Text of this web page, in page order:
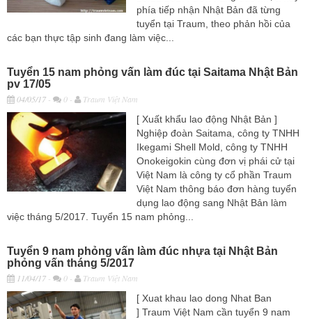
phía tiếp nhận Nhật Bản đã từng
tuyển tại Traum, theo phản hồi của
các bạn thực tập sinh đang làm việc...
Tuyển 15 nam phỏng vấn làm đúc tại Saitama Nhật Bản
pv 17/05
04/05/17 - 0 -
Traum Việt Nam
[ Xuất khẩu lao động Nhật Bản ]
Nghiệp đoàn Saitama, công ty TNHH
Ikegami Shell Mold, công ty TNHH
Onokeigokin cùng đơn vị phái cử tại
Việt Nam là công ty cổ phần Traum
Việt Nam thông báo đơn hàng tuyển
dụng lao động sang Nhật Bản làm
việc tháng 5/2017. Tuyển 15 nam phỏng...
Tuyển 9 nam phỏng vấn làm đúc nhựa tại Nhật Bản
phỏng vấn tháng 5/2017
11/04/17 - 0 -
Traum Việt Nam
[ Xuat khau lao dong Nhat Ban
] Traum Việt Nam cần tuyển 9 nam